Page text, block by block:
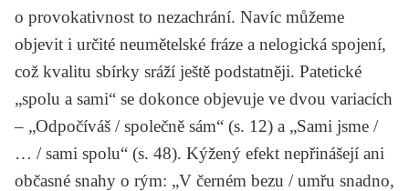
o provokativnost to nezachrání. Navíc můžeme
objevit i určité neumětelské fráze a nelogická spojení,
což kvalitu sbírky sráží ještě podstatněji. Patetické
„spolu a sami“ se dokonce objevuje ve dvou variacích
– „Odpočíváš / společně sám“ (s. 12) a „Sami jsme /
… / sami spolu“ (s. 48). Kýžený efekt nepřinášejí ani
občasné snahy o rým: „V černém bezu / umřu snadno,